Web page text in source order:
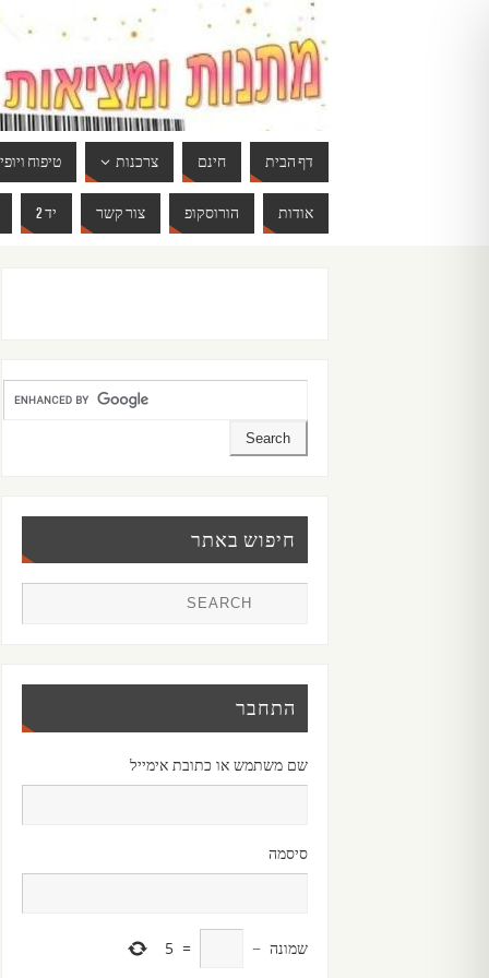
דף הבית חינם צרכנות טיפוח ויופי
אודות הורוסקופ צור קשר יד 2
חיפוש באתר
התחבר
שם משתמש או כתובת אימייל
סיסמה
שמונה −
=
5